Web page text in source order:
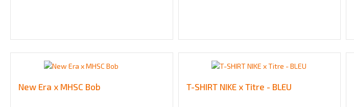
New Era x MHSC Bob T-SHIRT NIKE x Titre - BLEU